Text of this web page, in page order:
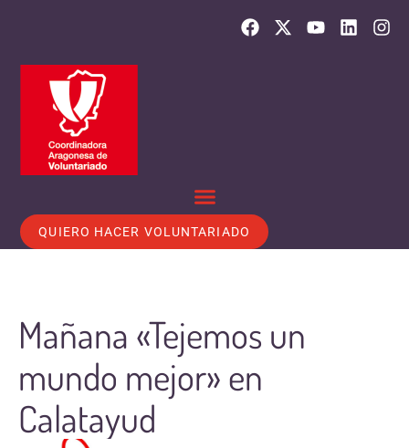
QUIERO HACER VOLUNTARIADO
Mañana «Tejemos un
mundo mejor» en
Calatayud